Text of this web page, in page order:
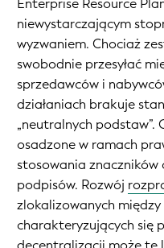
niewystarczającym
wyzwaniem. Chociaż
swobodnie przesyłać
sprzedawców i
działaniach brakuje
„neutralnych podstaw”.
osadzone w ramach
stosowania znaczników
podpisów. Rozwój
zlokalizowanych między
charakteryzujących się